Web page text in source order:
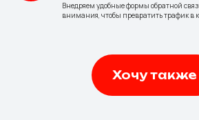
Внедряем удобные формы обратной
внимания, чтобы превратить трафик в
Хочу также